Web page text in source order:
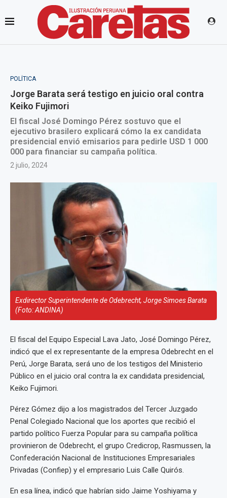
POLÍTICA
Jorge Barata será testigo en juicio oral contra
Keiko Fujimori
El fiscal José Domingo Pérez sostuvo que el
ejecutivo brasilero explicará cómo la ex candidata
presidencial envió emisarios para pedirle USD 1 000
000 para financiar su campaña política.
2 julio, 2024
Exdirector Superintendente de Odebrecht, Jorge Simoes Barata
(Foto: ANDINA)
El fiscal del Equipo Especial Lava Jato, José Domingo Pérez,
indicó que el ex representante de la empresa Odebrecht en el
Perú, Jorge Barata, será uno de los testigos del Ministerio
Público en el juicio oral contra la ex candidata presidencial,
Keiko Fujimori.
Pérez Gómez dijo a los magistrados del Tercer Juzgado
Penal Colegiado Nacional que los aportes que recibió el
partido político Fuerza Popular para su campaña política
provinieron de Odebrecht, el grupo Credicrop, Rasmussen, la
Confederación Nacional de Instituciones Empresariales
Privadas (Confiep) y el empresario Luis Calle Quirós.
En esa línea, indicó que habrían sido Jaime Yoshiyama y